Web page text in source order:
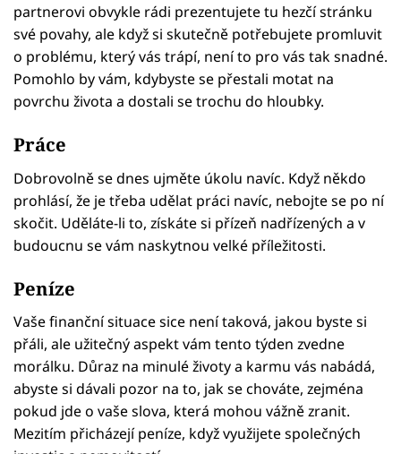
partnerovi obvykle rádi prezentujete tu hezčí stránku
své povahy, ale když si skutečně potřebujete promluvit
o problému, který vás trápí, není to pro vás tak snadné.
Pomohlo by vám, kdybyste se přestali motat na
povrchu života a dostali se trochu do hloubky.
Práce
Dobrovolně se dnes ujměte úkolu navíc. Když někdo
prohlásí, že je třeba udělat práci navíc, nebojte se po ní
skočit. Uděláte-li to, získáte si přízeň nadřízených a v
budoucnu se vám naskytnou velké příležitosti.
Peníze
Vaše finanční situace sice není taková, jakou byste si
přáli, ale užitečný aspekt vám tento týden zvedne
morálku. Důraz na minulé životy a karmu vás nabádá,
abyste si dávali pozor na to, jak se chováte, zejména
pokud jde o vaše slova, která mohou vážně zranit.
Mezitím přicházejí peníze, když využijete společných